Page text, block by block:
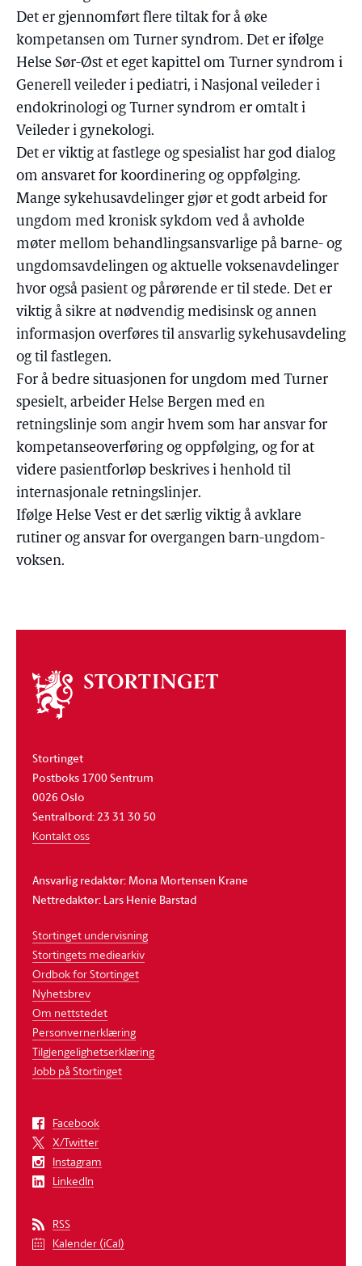
Det er gjennomført flere tiltak for å øke
kompetansen om Turner syndrom. Det er ifølge
Helse Sør-Øst et eget kapittel om Turner syndrom i
Generell veileder i pediatri, i Nasjonal veileder i
endokrinologi og Turner syndrom er omtalt i
Veileder i gynekologi.
Det er viktig at fastlege og spesialist har god dialog
om ansvaret for koordinering og oppfølging.
Mange sykehusavdelinger gjør et godt arbeid for
ungdom med kronisk sykdom ved å avholde
møter mellom behandlingsansvarlige på barne- og
ungdomsavdelingen og aktuelle voksenavdelinger
hvor også pasient og pårørende er til stede. Det er
viktig å sikre at nødvendig medisinsk og annen
informasjon overføres til ansvarlig sykehusavdeling
og til fastlegen.
For å bedre situasjonen for ungdom med Turner
spesielt, arbeider Helse Bergen med en
retningslinje som angir hvem som har ansvar for
kompetanseoverføring og oppfølging, og for at
videre pasientforløp beskrives i henhold til
internasjonale retningslinjer.
Ifølge Helse Vest er det særlig viktig å avklare
rutiner og ansvar for overgangen barn-ungdom-
voksen.
Om
stortinget
Stortinget
Postboks 1700 Sentrum
0026 Oslo
Sentralbord: 23 31 30 50
Kontakt oss
Ansvarlig redaktør: Mona Mortensen Krane
Nettredaktør: Lars Henie Barstad
Stortinget undervisning
Stortingets mediearkiv
Ordbok for Stortinget
Nyhetsbrev
Om nettstedet
Personvernerklæring
Tilgjengelighetserklæring
Jobb på Stortinget
Facebook
X/Twitter
Instagram
LinkedIn
RSS
Kalender (iCal)